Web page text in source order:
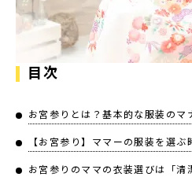
目次
お宮参りとは？基本的な服装のマ
【お宮参り】ママーの服装を選ぶ
お宮参りのママの衣装選びは「清